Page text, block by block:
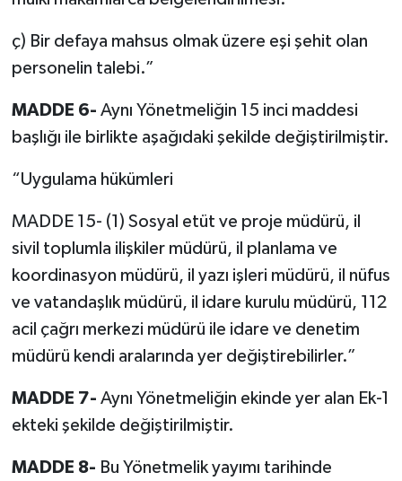
ç) Bir defaya mahsus olmak üzere eşi şehit olan
personelin talebi.”
MADDE 6- Aynı Yönetmeliğin 15 inci maddesi
başlığı ile birlikte aşağıdaki şekilde değiştirilmiştir.
“Uygulama hükümleri
MADDE 15- (1) Sosyal etüt ve proje müdürü, il
sivil toplumla ilişkiler müdürü, il planlama ve
koordinasyon müdürü, il yazı işleri müdürü, il nüfus
ve vatandaşlık müdürü, il idare kurulu müdürü, 112
acil çağrı merkezi müdürü ile idare ve denetim
müdürü kendi aralarında yer değiştirebilirler.”
MADDE 7- Aynı Yönetmeliğin ekinde yer alan Ek-1
ekteki şekilde değiştirilmiştir.
MADDE 8- Bu Yönetmelik yayımı tarihinde